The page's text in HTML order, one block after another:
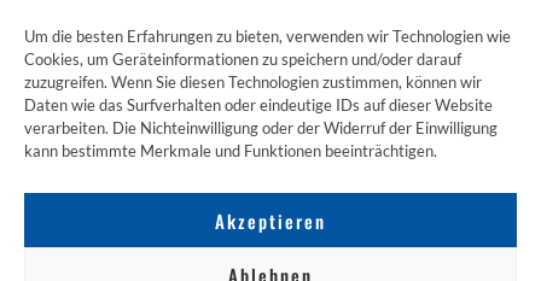
Um die besten Erfahrungen zu bieten, verwenden wir Technologien wie
Cookies, um Geräteinformationen zu speichern und/oder darauf
zuzugreifen. Wenn Sie diesen Technologien zustimmen, können wir
Daten wie das Surfverhalten oder eindeutige IDs auf dieser Website
verarbeiten. Die Nichteinwilligung oder der Widerruf der Einwilligung
kann bestimmte Merkmale und Funktionen beeinträchtigen.
Akzeptieren
Ablehnen
ZUM JAKOBSWEG SHOP